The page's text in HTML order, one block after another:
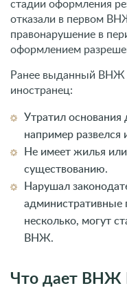
стадии оформления
отказали в первом
правонарушение в
оформлением
Ранее выданный ВНЖ
иностранец:
Утратил основания
например развелся
Не имеет жилья
существованию.
Нарушал
административные
несколько, могут
ВНЖ.
Что дает ВНЖ